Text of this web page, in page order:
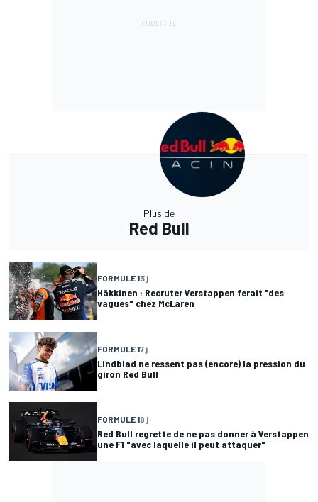
Plus de
Red Bull
FORMULE 13 j
Häkkinen : Recruter Verstappen ferait "des
vagues" chez McLaren
FORMULE 17 j
Lindblad ne ressent pas (encore) la pression du
giron Red Bull
FORMULE 19 j
Red Bull regrette de ne pas donner à Verstappen
une F1 "avec laquelle il peut attaquer"